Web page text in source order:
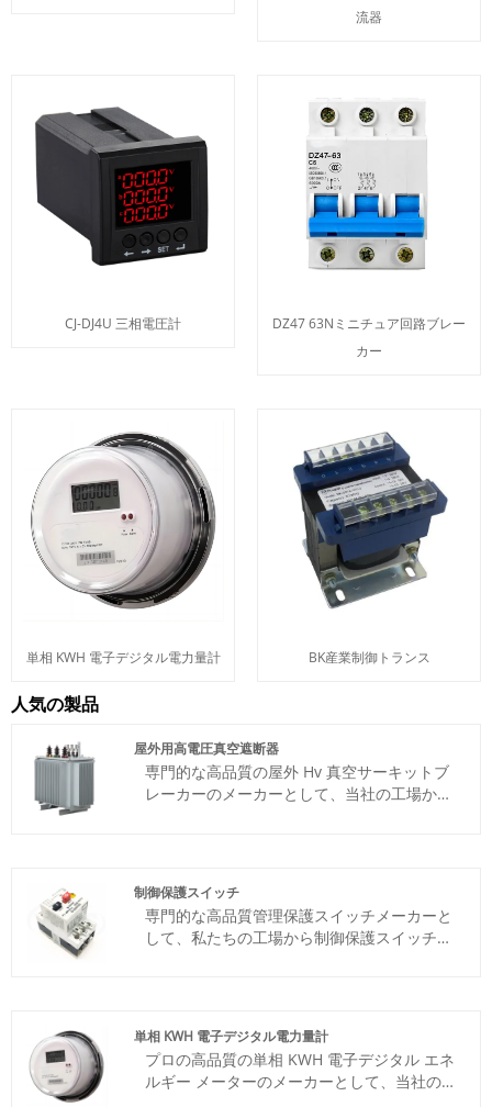
流器
CJ-DJ4U 三相電圧計
DZ47 63Nミニチュア回路ブレー
カー
単相 KWH 電子デジタル電力量計 BK産業制御トランス
人気の製品
屋外用高電圧真空遮断器
専門的な高品質の屋外 Hv 真空サーキットブ
レーカーのメーカーとして、当社の工場から
を提供します。プロの屋外Hv真空サーキット
ブレーカーの製造として、あなたは私たちの
工場から屋外Hv真空サーキットブレーカーを
安心して購入することができ、最高のアフタ
トフォリオは、さまざまな用途や気候条件に
合わせて設計されています。型式試験済みの
信頼性、長い電気的寿命と機械的堅牢性によ
制御保護スイッチ
専門的な高品質管理保護スイッチメーカーと
して、私たちの工場から制御保護スイッチを
の特性を組み合わせることで開発されたKCPS
シリーズのデジタル制御および保護スイッチ
電気製品です。同様の製品の欠点を克服し、
同様の製品の利点をまとめます。 。完全な機
単相 KWH 電子デジタル電力量計
プロの高品質の単相 KWH 電子デジタル エネ
ルギー メーターのメーカーとして、当社の工